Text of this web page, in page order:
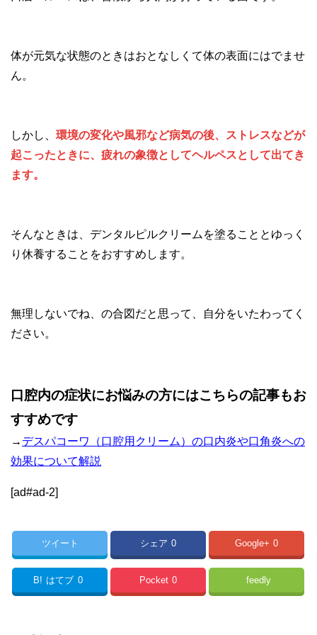
体が元気な状態のときはおとなしくて体の表面にはでませ
ん。
しかし、 環境の変化や風邪など病気の後、ストレスなどが
起こったときに、疲れの象徴としてヘルペスとして出てき
ます。
そんなときは、デンタルピルクリームを塗ることとゆっく
り休養することをおすすめします。
無理しないでね、の合図だと思って、自分をいたわってく
ださい。
口腔内の症状にお悩みの方にはこちらの記事もお
すすめです
→ デスパコーワ（口腔用クリーム）の口内炎や口角炎への
効果について解説
[ad#ad-2]
ツイート シェア 0 Google+ 0
B! はてブ 0 Pocket 0 feedly